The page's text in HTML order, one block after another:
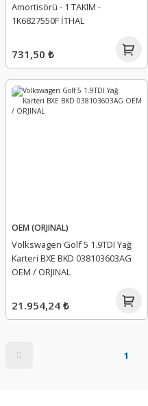
Amortisörü - 1 TAKIM -
1K6827550F İTHAL
731,50 ₺
OEM (ORJINAL)
Volkswagen Golf 5 1.9TDI Yağ
Karteri BXE BKD 038103603AG
OEM / ORJINAL
21.954,24 ₺
1